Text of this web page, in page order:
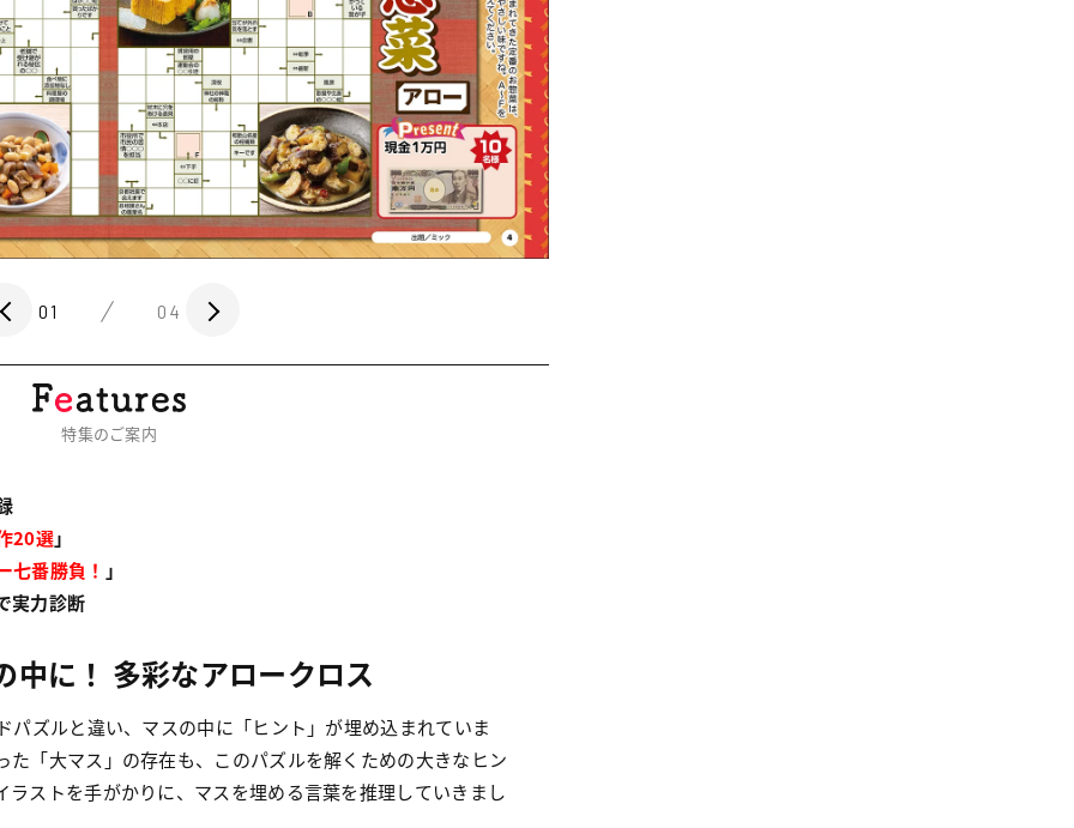
01 04
特集のご案内
20選」
七番勝負！ 」
実力診断
中に！ 多彩なアロークロス
パズルと違い、マスの中に「ヒント」が埋め込まれていま
た「大マス」の存在も、このパズルを解くための大きなヒン
ラストを手がかりに、マスを埋める言葉を推理していきまし